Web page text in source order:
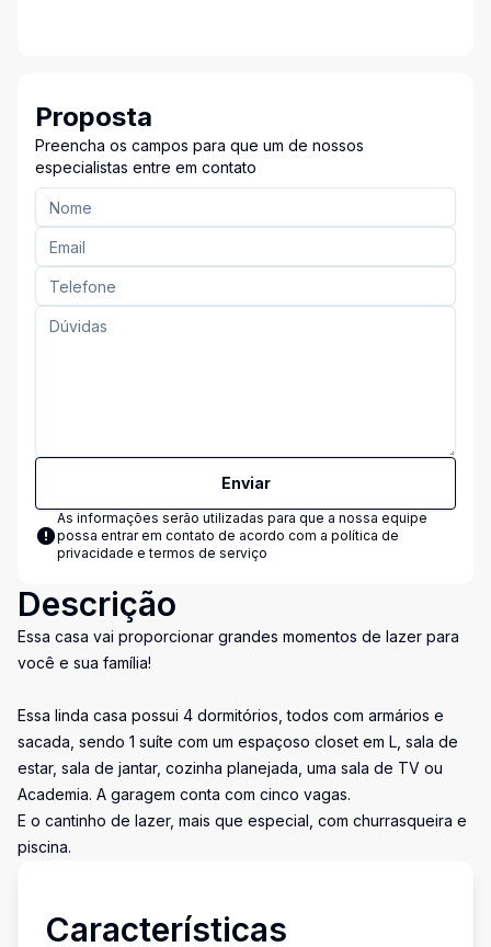
Proposta
Preencha os campos para que um de nossos
especialistas entre em contato
Enviar
As informações serão utilizadas para que a nossa equipe
possa entrar em contato de acordo com a política de
privacidade e termos de serviço
Descrição
Essa casa vai proporcionar grandes momentos de lazer para
você e sua família!
Essa linda casa possui 4 dormitórios, todos com armários e
sacada, sendo 1 suíte com um espaçoso closet em L, sala de
estar, sala de jantar, cozinha planejada, uma sala de TV ou
Academia. A garagem conta com cinco vagas.
E o cantinho de lazer, mais que especial, com churrasqueira e
piscina.
Características